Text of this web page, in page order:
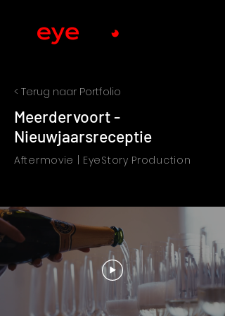
< Terug naar Portfolio
Meerdervoort -
Nieuwjaarsreceptie
Aftermovie | EyeStory Production